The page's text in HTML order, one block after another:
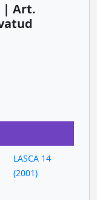
| Art.
LASCA 14
(2001)